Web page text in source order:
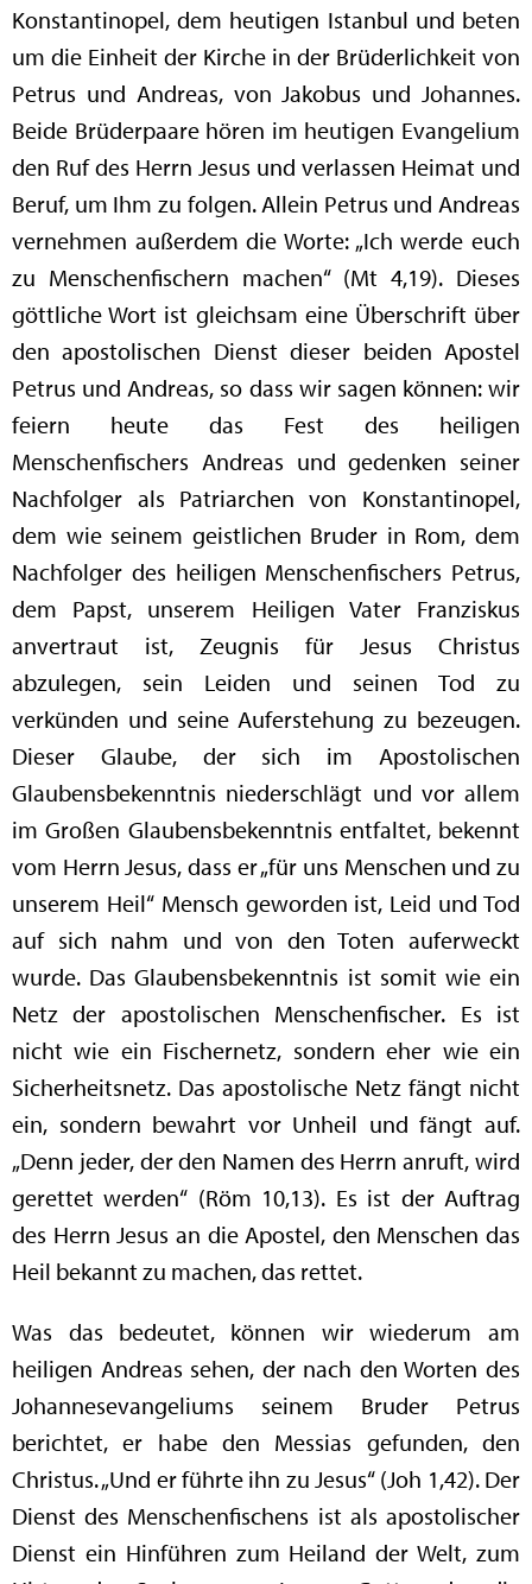
Konstantinopel, dem heutigen Istanbul und beten
um die Einheit der Kirche in der Brüderlichkeit von
Petrus und Andreas, von Jakobus und Johannes.
Beide Brüderpaare hören im heutigen Evangelium
den Ruf des Herrn Jesus und verlassen Heimat und
Beruf, um Ihm zu folgen. Allein Petrus und Andreas
vernehmen außerdem die Worte: „Ich werde euch
zu Menschenfischern machen“ (Mt 4,19). Dieses
göttliche Wort ist gleichsam eine Überschrift über
den apostolischen Dienst dieser beiden Apostel
Petrus und Andreas, so dass wir sagen können: wir
feiern heute das Fest des heiligen
Menschenfischers Andreas und gedenken seiner
Nachfolger als Patriarchen von Konstantinopel,
dem wie seinem geistlichen Bruder in Rom, dem
Nachfolger des heiligen Menschenfischers Petrus,
dem Papst, unserem Heiligen Vater Franziskus
anvertraut ist, Zeugnis für Jesus Christus
abzulegen, sein Leiden und seinen Tod zu
verkünden und seine Auferstehung zu bezeugen.
Dieser Glaube, der sich im Apostolischen
Glaubensbekenntnis niederschlägt und vor allem
im Großen Glaubensbekenntnis entfaltet, bekennt
vom Herrn Jesus, dass er „für uns Menschen und zu
unserem Heil“ Mensch geworden ist, Leid und Tod
auf sich nahm und von den Toten auferweckt
wurde. Das Glaubensbekenntnis ist somit wie ein
Netz der apostolischen Menschenfischer. Es ist
nicht wie ein Fischernetz, sondern eher wie ein
Sicherheitsnetz. Das apostolische Netz fängt nicht
ein, sondern bewahrt vor Unheil und fängt auf.
„Denn jeder, der den Namen des Herrn anruft, wird
gerettet werden“ (Röm 10,13). Es ist der Auftrag
des Herrn Jesus an die Apostel, den Menschen das
Heil bekannt zu machen, das rettet.
Was das bedeutet, können wir wiederum am
heiligen Andreas sehen, der nach den Worten des
Johannesevangeliums seinem Bruder Petrus
berichtet, er habe den Messias gefunden, den
Christus. „Und er führte ihn zu Jesus“ (Joh 1,42). Der
Dienst des Menschenfischens ist als apostolischer
Dienst ein Hinführen zum Heiland der Welt, zum